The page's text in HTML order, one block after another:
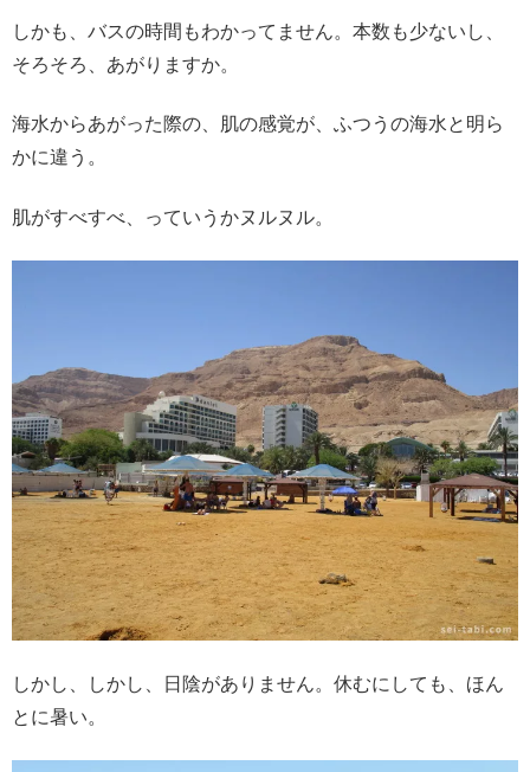
しかも、バスの時間もわかってません。本数も少ないし、
そろそろ、あがりますか。
海水からあがった際の、肌の感覚が、ふつうの海水と明ら
かに違う。
肌がすべすべ、っていうかヌルヌル。
しかし、しかし、日陰がありません。休むにしても、ほん
とに暑い。